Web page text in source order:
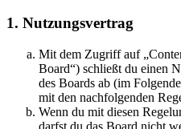
1. Nutzungsvertrag
Mit dem Zugriff auf
Board“) schließt du einen
des Boards ab (im
mit den nachfolgenden
Wenn du mit diesen